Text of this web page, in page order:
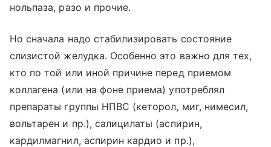
нольпаза, разо и прочие.
Но сначала надо стабилизировать состояние
слизистой желудка. Особенно это важно для тех,
кто по той или иной причине перед приемом
коллагена (или на фоне приема) употреблял
препараты группы НПВС (кеторол, миг, нимесил,
вольтарен и пр.), салицилаты (аспирин,
кардилмагнил, аспирин кардио и пр.),